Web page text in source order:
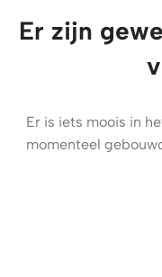
Er zijn
Er is iets moois in
momenteel